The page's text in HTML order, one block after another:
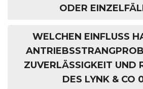
ODER
WELCHEN EINFLUSS
ZUVERLÄSSIGKEIT UND
DES LYNK & CO